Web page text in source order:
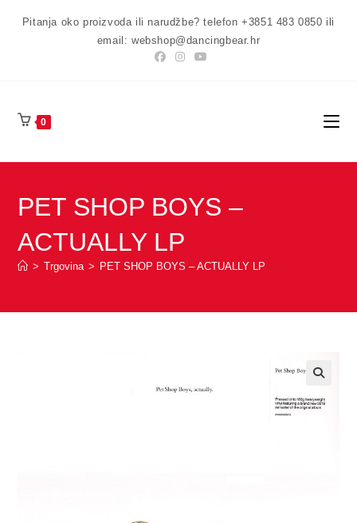
Pitanja oko proizvoda ili narudžbe? telefon +3851 483 0850 ili
email: webshop@dancingbear.hr
0
PET SHOP BOYS –
ACTUALLY LP
> Trgovina > PET SHOP BOYS – ACTUALLY LP